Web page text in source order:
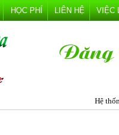
HỌC PHÍ LIÊN HỆ VIỆC
Hệ